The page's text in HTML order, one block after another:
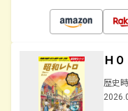
Ｈ
歴史